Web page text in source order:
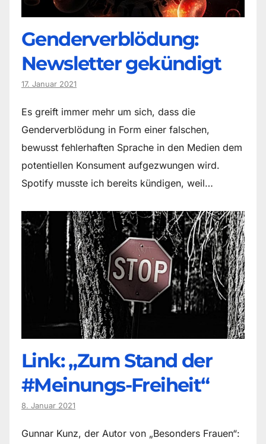
Genderverblödung:
Newsletter gekündigt
17. Januar 2021
Es greift immer mehr um sich, dass die
Genderverblödung in Form einer falschen,
bewusst fehlerhaften Sprache in den Medien dem
potentiellen Konsument aufgezwungen wird.
Spotify musste ich bereits kündigen, weil…
Link: „Zum Stand der
#Meinungs-Freiheit“
8. Januar 2021
Gunnar Kunz, der Autor von „Besonders Frauen“: